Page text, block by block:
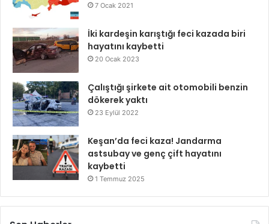
7 Ocak 2021
İki kardeşin karıştığı feci kazada biri
hayatını kaybetti
20 Ocak 2023
Çalıştığı şirkete ait otomobili benzin
dökerek yaktı
23 Eylül 2022
Keşan’da feci kaza! Jandarma
astsubay ve genç çift hayatını
kaybetti
1 Temmuz 2025